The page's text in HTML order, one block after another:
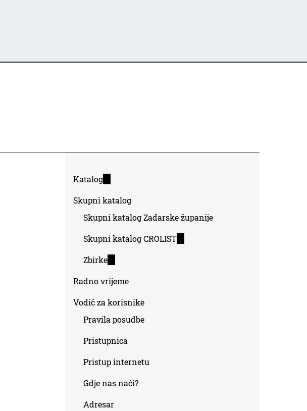
Katalog(link
external)
Skupni katalog
Skupni katalog Zadarske županije
Skupni katalog CROLIST(link
Zbirke(link
external)
Radno vrijeme
Vodič za korisnike
Pravila posudbe
Pristupnica
Pristup internetu
Gdje nas naći?
Adresar